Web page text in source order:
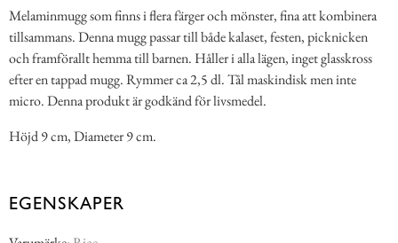
Melaminmugg som finns i flera färger och mönster, fina att kombinera
tillsammans. Denna mugg passar till både kalaset, festen, picknicken
och framförallt hemma till barnen. Håller i alla lägen, inget glasskross
efter en tappad mugg. Rymmer ca 2,5 dl. Tål maskindisk men inte
micro. Denna produkt är godkänd för livsmedel.
Höjd 9 cm, Diameter 9 cm.
EGENSKAPER